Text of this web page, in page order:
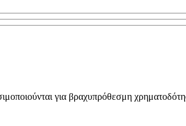
για βραχυπρόθεσμη